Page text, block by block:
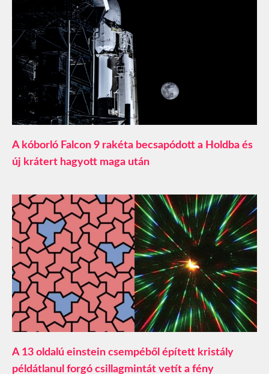
A kóborló Falcon 9 rakéta becsapódott a Holdba és
új krátert hagyott maga után
A 13 oldalú einstein csempéből épített kristály
példátlanul forgó csillagmintát vetít a fény